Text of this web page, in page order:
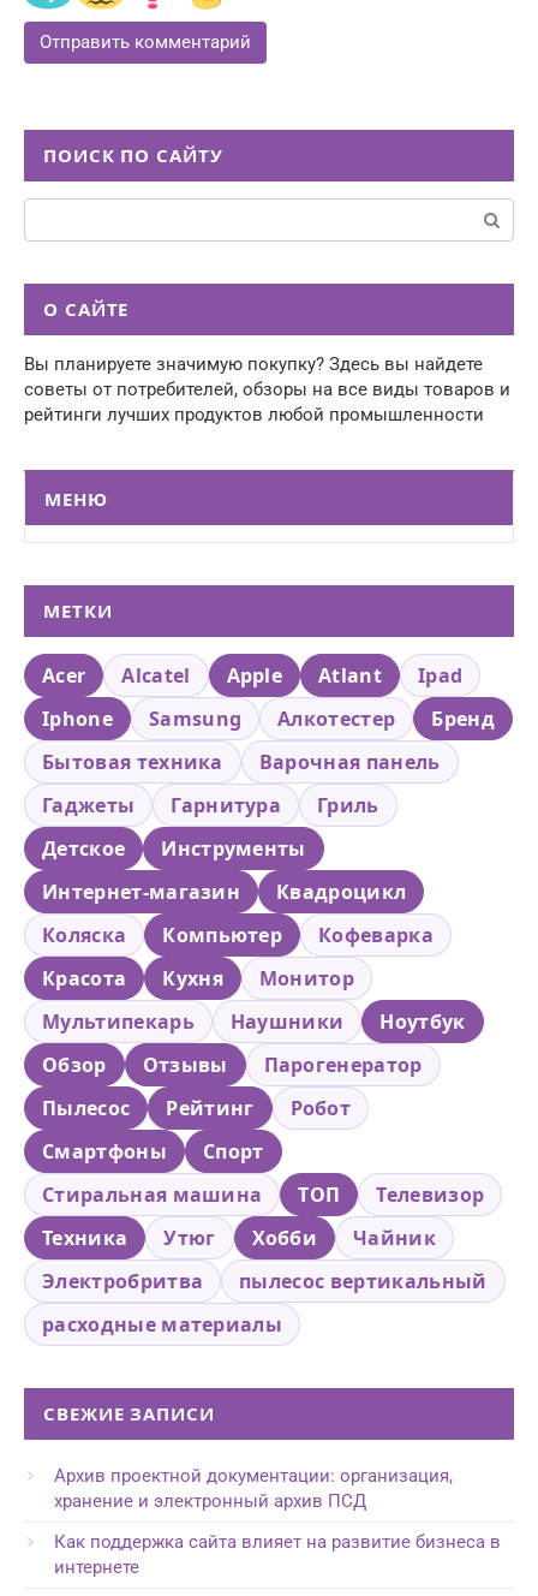
ПОИСК ПО САЙТУ
О САЙТЕ
Вы планируете значимую покупку? Здесь вы найдете
советы от потребителей, обзоры на все виды товаров и
рейтинги лучших продуктов любой промышленности
МЕНЮ
МЕТКИ
Acer Alcatel Apple Atlant
Ipad
Iphone
Samsung Алкотестер
Бренд
Бытовая техника
Варочная панель
Гаджеты
Гарнитура
Гриль
Детское
Инструменты
Интернет-магазин
Квадроцикл
Коляска
Компьютер
Кофеварка
Красота
Кухня
Монитор
Мультипекарь
Наушники
Ноутбук
Обзор
Отзывы
Парогенератор
Пылесос
Рейтинг
Робот
Смартфоны
Спорт
Стиральная машина
ТОП
Телевизор
Техника
Утюг Хобби
Чайник
Электробритва
пылесос вертикальный
расходные материалы
СВЕЖИЕ ЗАПИСИ
Архив проектной документации: организация,
хранение и электронный архив ПСД
Как поддержка сайта влияет на развитие бизнеса в
интернете